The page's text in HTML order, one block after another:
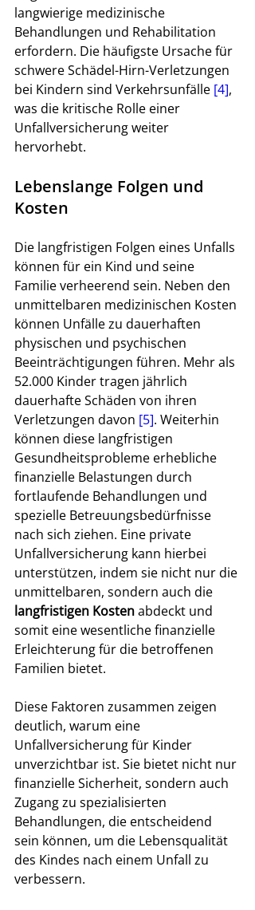
langwierige medizinische
Behandlungen und Rehabilitation
erfordern. Die häufigste Ursache für
schwere Schädel-Hirn-Verletzungen
bei Kindern sind Verkehrsunfälle [4],
was die kritische Rolle einer
Unfallversicherung weiter
hervorhebt.
Lebenslange Folgen und
Kosten
Die langfristigen Folgen eines Unfalls
können für ein Kind und seine
Familie verheerend sein. Neben den
unmittelbaren medizinischen Kosten
können Unfälle zu dauerhaften
physischen und psychischen
Beeinträchtigungen führen. Mehr als
52.000 Kinder tragen jährlich
dauerhafte Schäden von ihren
Verletzungen davon [5]. Weiterhin
können diese langfristigen
Gesundheitsprobleme erhebliche
finanzielle Belastungen durch
fortlaufende Behandlungen und
spezielle Betreuungsbedürfnisse
nach sich ziehen. Eine private
Unfallversicherung kann hierbei
unterstützen, indem sie nicht nur die
unmittelbaren, sondern auch die
langfristigen Kosten abdeckt und
somit eine wesentliche finanzielle
Erleichterung für die betroffenen
Familien bietet.
Diese Faktoren zusammen zeigen
deutlich, warum eine
Unfallversicherung für Kinder
unverzichtbar ist. Sie bietet nicht nur
finanzielle Sicherheit, sondern auch
Zugang zu spezialisierten
Behandlungen, die entscheidend
sein können, um die Lebensqualität
des Kindes nach einem Unfall zu
verbessern.